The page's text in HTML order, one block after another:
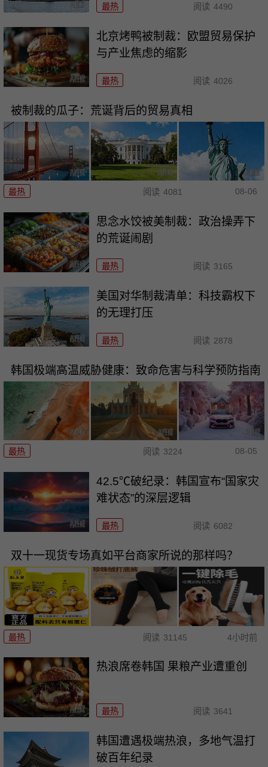
最热 阅读 4490
北京烤鸭被制裁：欧盟贸易保护
与产业焦虑的缩影
最热 阅读 4026
被制裁的瓜子：荒诞背后的贸易真相
最热 阅读 4081 08-06
思念水饺被美制裁：政治操弄下
的荒诞闹剧
最热 阅读 3165
美国对华制裁清单：科技霸权下
的无理打压
最热 阅读 2878
韩国极端高温威胁健康：致命危害与科学预防指南
最热 阅读 3224 08-05
42.5℃破纪录：韩国宣布“国家灾
难状态”的深层逻辑
最热 阅读 6082
双十一现货专场真如平台商家所说的那样吗？
最热 阅读 31145 4小时前
热浪席卷韩国 果粮产业遭重创
最热 阅读 3641
韩国遭遇极端热浪，多地气温打
破百年纪录